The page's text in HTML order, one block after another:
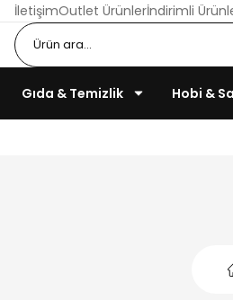
İletişimOutlet Ürünlerİndirimli
Gıda & Temizlik Hobi &